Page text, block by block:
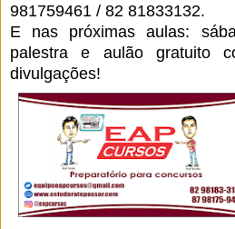
981759461 / 82 81833132.
E nas próximas aulas:
palestra e aulão gratuito
divulgações!